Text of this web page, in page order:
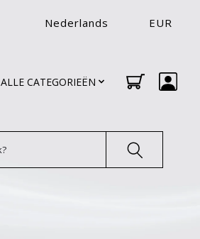
Nederlands EUR
ALLE CATEGORIEËN